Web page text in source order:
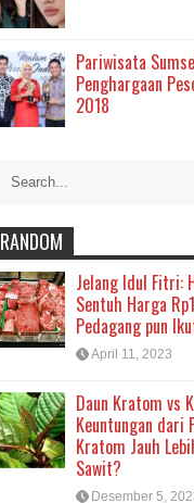
Pariwisata
Penghargaan
2018
RANDOM
Jelang Idul Fitri:
Sentuh Harga
Pedagang pun
April 11, 2023
Daun Kratom vs
Keuntungan dari
Kratom Jauh
Sawit?
Desember 5,